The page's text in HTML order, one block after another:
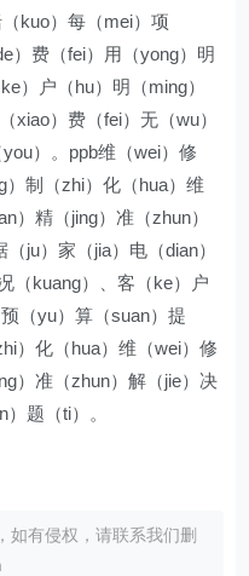
kuo）每（mei）项
）费（fei）用（yong）明
）户（hu）明（ming）
xiao）费（fei）无（wu）
）。ppb维（wei）修
）制（zhi）化（hua）维
）精（jing）准（zhun）
ju）家（jia）电（dian）
（kuang）、客（ke）户
（yu）算（suan）提
）化（hua）维（wei）修
）准（zhun）解（jie）决
题（ti）。
如有侵权，请联系我们删